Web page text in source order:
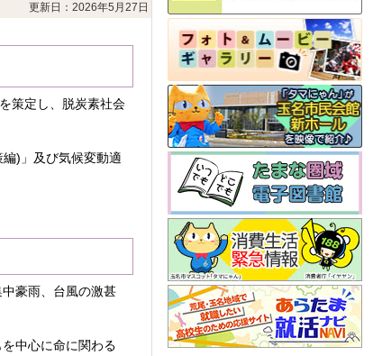
更新日：2026年5月27日
策定し、脱炭素社会
)」及び気候変動適
豪雨、台風の激甚
中心に命に関わる